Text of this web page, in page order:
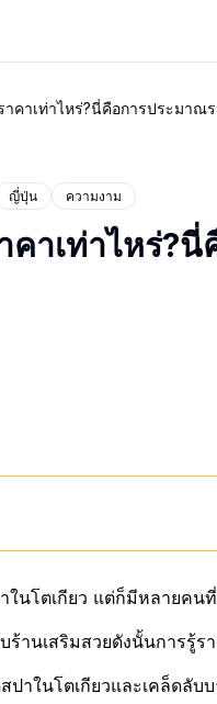
าคาเท่าไหร่?นี่คือการประมาณ
ญี่ปุ่น ความงาม
คาเท่าไหร่?
ในโตเกียว แต่ก็มีหลายคน
านเสริมสวยดังนั้นการรู้ร
าในโตเกียวและเคล็ดลับ